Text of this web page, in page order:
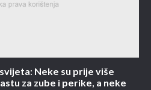
Neke su prije više
za zube i perike, a neke